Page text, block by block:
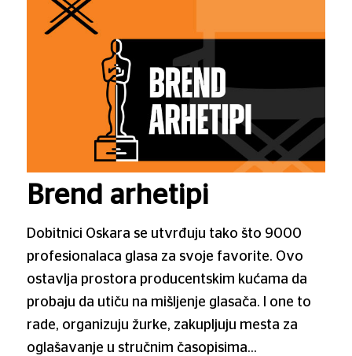
Brend arhetipi
Dobitnici Oskara se utvrđuju tako što 9000
profesionalaca glasa za svoje favorite. Ovo
ostavlja prostora producentskim kućama da
probaju da utiču na mišljenje glasača. I one to
rade, organizuju žurke, zakupljuju mesta za
oglašavanje u stručnim časopisima…